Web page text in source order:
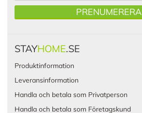
PRENUMERERA
STAYHOME.SE
Produktinformation
Leveransinformation
Handla och betala som Privatperson
Handla och betala som Företagskund